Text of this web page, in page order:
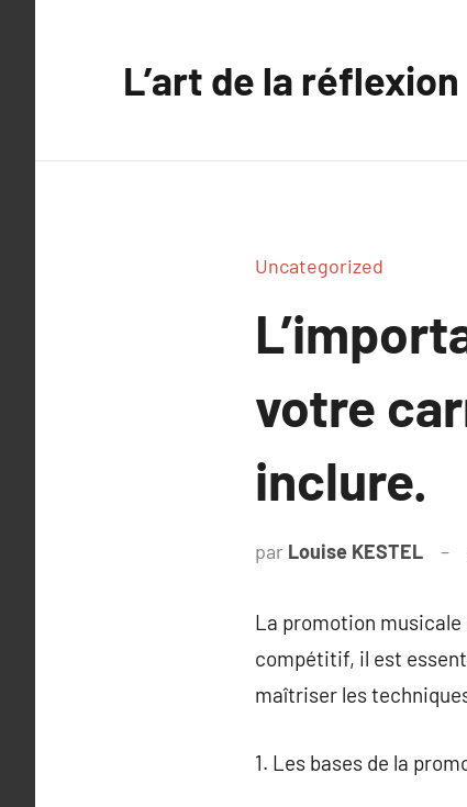
L’art de la réflexion
Uncategorized
votre
inclure.
par Louise KESTEL
La promotion musicale
compétitif, il est
maîtriser les
1. Les bases de la